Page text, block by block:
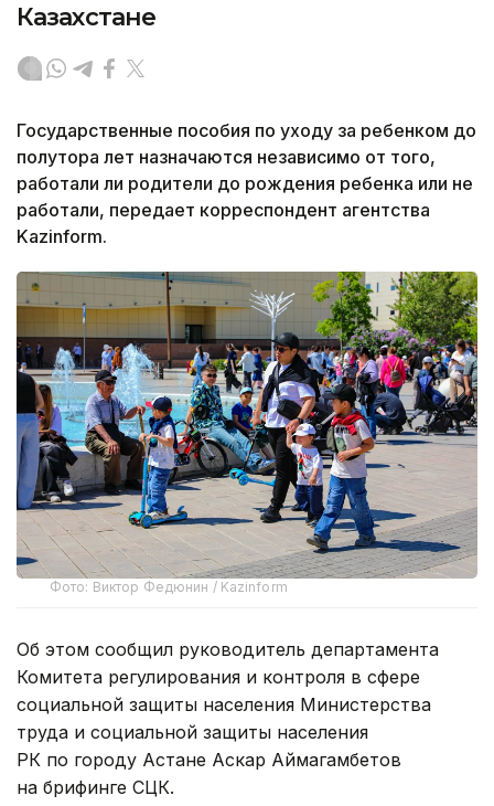
Казахстане
Государственные пособия по уходу за ребенком до
полутора лет назначаются независимо от того,
работали ли родители до рождения ребенка или не
работали, передает корреспондент агентства
Kazinform.
Фото: Виктор Федюнин / Kazinform
Об этом сообщил руководитель департамента
Комитета регулирования и контроля в сфере
социальной защиты населения Министерства
труда и социальной защиты населения
РК по городу Астане Аскар Аймагамбетов
на брифинге СЦК.